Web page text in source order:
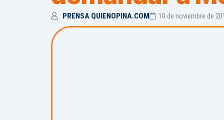
PRENSA QUIENOPINA.COM 10 de noviembre de